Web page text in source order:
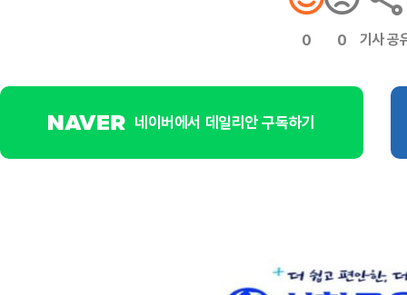
0 0 기사 공
네이버에서 데일리안 구독하기